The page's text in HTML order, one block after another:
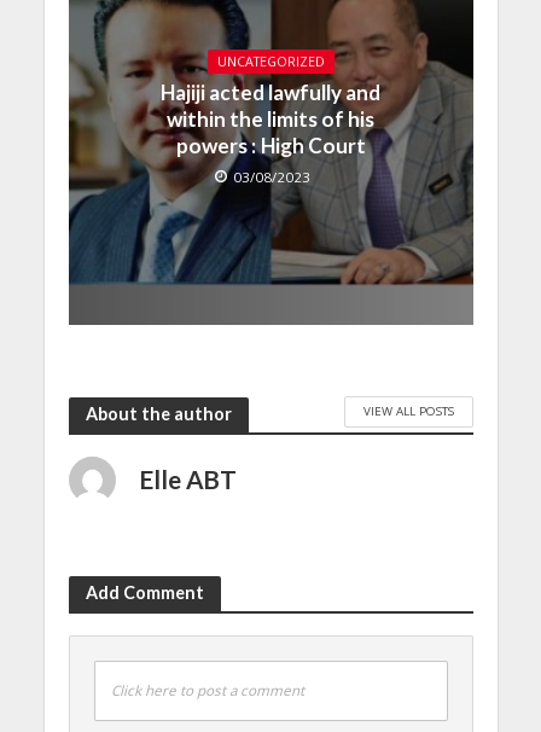
UNCATEGORIZED
Hajiji acted lawfully and
within the limits of his
powers : High Court
03/08/2023
About the author VIEW ALL POSTS
Elle ABT
Add Comment
Click here to post a comment